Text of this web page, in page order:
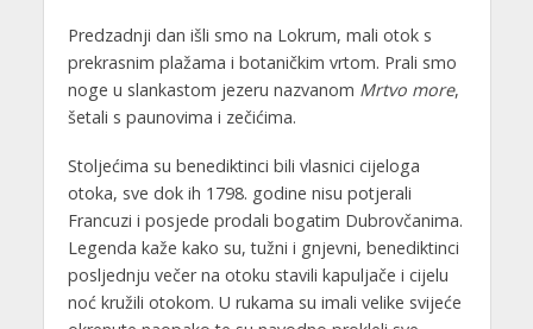
Predzadnji dan išli smo na Lokrum, mali otok s
prekrasnim plažama i botaničkim vrtom. Prali smo
noge u slankastom jezeru nazvanom Mrtvo more,
šetali s paunovima i zečićima.
Stoljećima su benediktinci bili vlasnici cijeloga
otoka, sve dok ih 1798. godine nisu potjerali
Francuzi i posjede prodali bogatim Dubrovčanima.
Legenda kaže kako su, tužni i gnjevni, benediktinci
posljednju večer na otoku stavili kapuljače i cijelu
noć kružili otokom. U rukama su imali velike svijeće